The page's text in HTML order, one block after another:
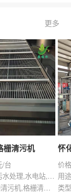
更多
栅清污机
/台
用途：泵站,污水处理,水电站,自来水厂,给排水工程
类型：粗格栅清污机,格栅清污机,回转式清污机
价